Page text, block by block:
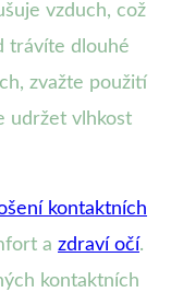
vzduch, což
trávíte dlouhé
zvažte použití
udržet vlhkost
kontaktních
a zdraví očí.
kontaktních